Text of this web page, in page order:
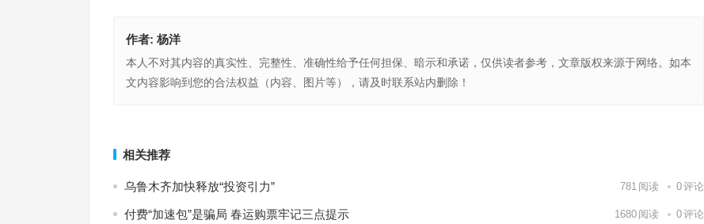
作者: 杨洋
本人不对其内容的真实性、完整性、准确性给予任何担保、暗示和承诺，仅供读者参考，文章版权来源于网络。如本
文内容影响到您的合法权益（内容、图片等），请及时联系站内删除！
相关推荐
乌鲁木齐加快释放“投资引力” 781 阅读 0评论
付费“加速包”是骗局 春运购票牢记三点提示 1680 阅读 0评论